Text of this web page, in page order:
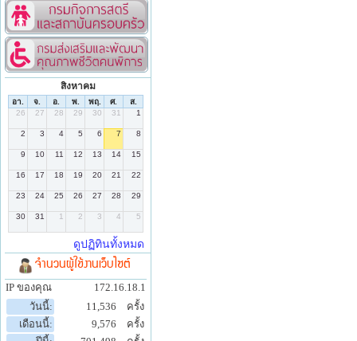
สิงหาคม
จำนวนผู้ใช้งานเว็บไซต์
IP ของคุณ
172.16.18.1
วันนี้:
11,536
ครั้ง
เดือนนี้:
9,576
ครั้ง